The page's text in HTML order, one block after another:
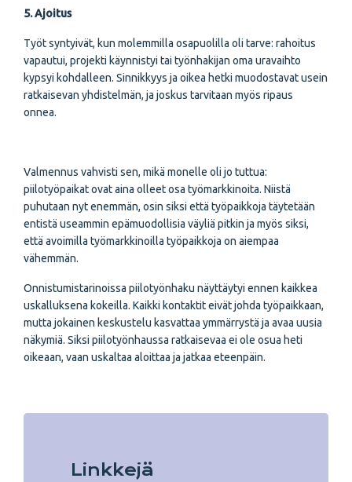
5. Ajoitus
Työt syntyivät, kun molemmilla osapuolilla oli tarve: rahoitus
vapautui, projekti käynnistyi tai työnhakijan oma uravaihto
kypsyi kohdalleen. Sinnikkyys ja oikea hetki muodostavat usein
ratkaisevan yhdistelmän, ja joskus tarvitaan myös ripaus
onnea.
Valmennus vahvisti sen, mikä monelle oli jo tuttua:
piilotyöpaikat ovat aina olleet osa työmarkkinoita. Niistä
puhutaan nyt enemmän, osin siksi että työpaikkoja täytetään
entistä useammin epämuodollisia väyliä pitkin ja myös siksi,
että avoimilla työmarkkinoilla työpaikkoja on aiempaa
vähemmän.
Onnistumistarinoissa piilotyönhaku näyttäytyi ennen kaikkea
uskalluksena kokeilla. Kaikki kontaktit eivät johda työpaikkaan,
mutta jokainen keskustelu kasvattaa ymmärrystä ja avaa uusia
näkymiä. Siksi piilotyönhaussa ratkaisevaa ei ole osua heti
oikeaan, vaan uskaltaa aloittaa ja jatkaa eteenpäin.
Linkkejä